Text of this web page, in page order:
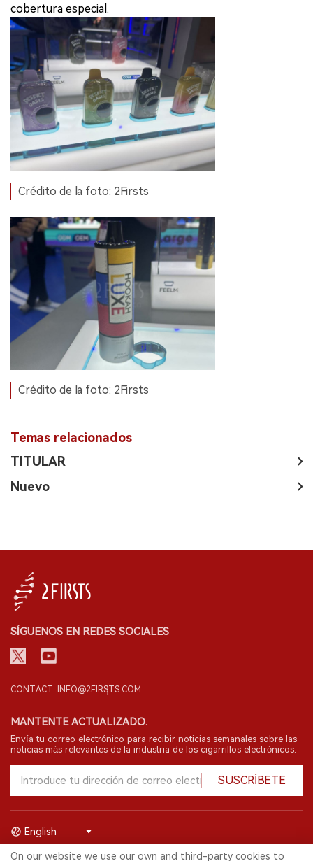
cobertura especial.
Crédito de la foto: 2Firsts
Crédito de la foto: 2Firsts
Temas relacionados
TITULAR
Nuevo
SÍGUENOS EN REDES SOCIALES
CONTACT: INFO@2FIRSTS.COM
MANTENTE ACTUALIZADO.
Envía tu correo electrónico para recibir noticias semanales sobre las
noticias más relevantes de la industria de los cigarrillos electrónicos.
SUSCRÍBETE
© 2026 Shenzhen 2FIRSTS Technology Co.,Ltd. Todos los derechos
English
On our website we use our own and third-party cookies to